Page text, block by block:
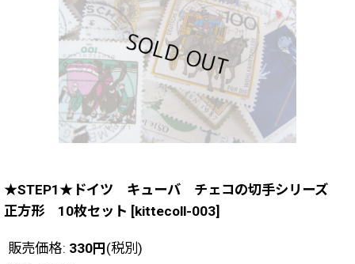
★STEP1★ドイツ キューバ チェコの切手シリーズ
正方形 10枚セット [kittecoll-003]
販売価格: 330円(税別)